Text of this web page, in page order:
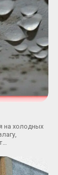
на холодных
чаще
внутри